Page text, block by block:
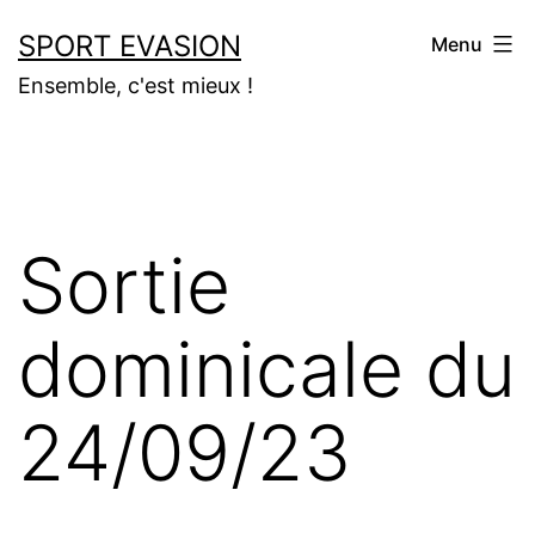
au
contenu
SPORT EVASION
Ensemble, c'est mieux !
Menu
Sortie
dominicale du
24/09/23